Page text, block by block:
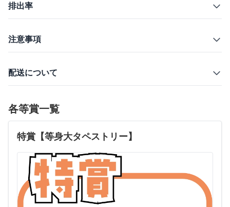
排出率
注意事項
配送について
各等賞一覧
特賞【等身大タペストリー】